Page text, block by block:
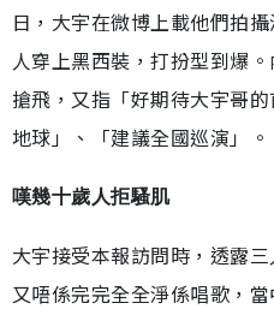
日，大宇在微博上載他們拍
人穿上黑西裝，打扮型到爆
搶飛，又指「好期待大宇哥
地球」、「建議全國巡演」。
嘆幾十歲人拒騷肌
大宇接受本報訪問時，透露
又唔係完完全全淨係唱歌，